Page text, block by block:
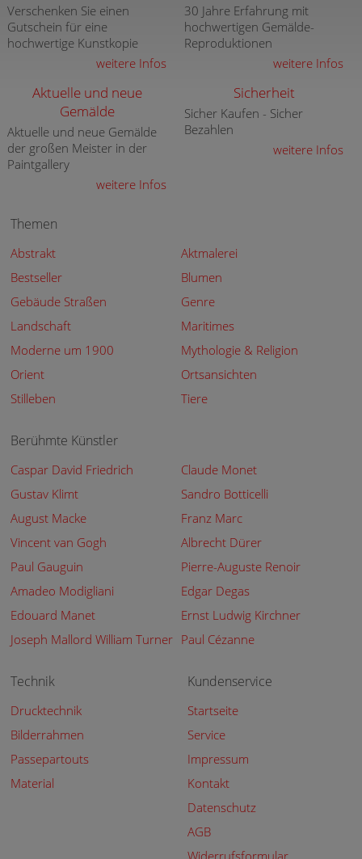
Verschenken Sie einen
Gutschein für eine
hochwertige Kunstkopie
weitere Infos
30 Jahre Erfahrung mit
hochwertigen Gemälde-
Reproduktionen
weitere Infos
Aktuelle und neue
Gemälde
Aktuelle und neue Gemälde
der großen Meister in der
Paintgallery
weitere Infos
Sicherheit
Sicher Kaufen - Sicher
Bezahlen
weitere Infos
Themen
Abstrakt
Aktmalerei
Bestseller
Blumen
Gebäude Straßen
Genre
Landschaft
Maritimes
Moderne um 1900
Mythologie & Religion
Orient
Ortsansichten
Stilleben
Tiere
Berühmte Künstler
Caspar David Friedrich
Claude Monet
Gustav Klimt
Sandro Botticelli
August Macke
Franz Marc
Vincent van Gogh
Albrecht Dürer
Paul Gauguin
Pierre-Auguste Renoir
Amadeo Modigliani
Edgar Degas
Edouard Manet
Ernst Ludwig Kirchner
Joseph Mallord William Turner Paul Cézanne
Technik
Drucktechnik
Bilderrahmen
Passepartouts
Material
Kundenservice
Startseite
Service
Impressum
Kontakt
Datenschutz
AGB
Widerrufsformular